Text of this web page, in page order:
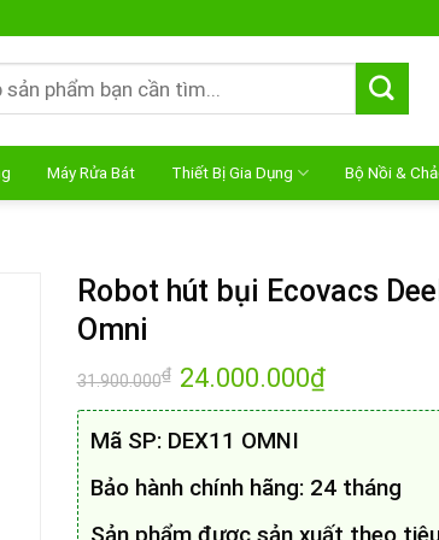
Máy Rửa Bát Thiết Bị Gia Dụng Bộ Nồi &
Robot hút bụi Ecovacs
Omni
31.900.000₫ Giá
gốc
là:
24.000.000₫Giá
hiện
tại
Mã SP: DEX11 OMNI
Bảo hành chính hãng: 24 tháng